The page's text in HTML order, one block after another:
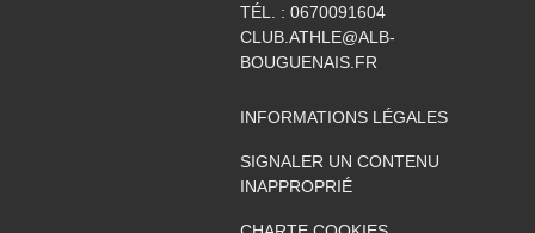
TÉL. : 0670091604
CLUB.ATHLE@ALB-
BOUGUENAIS.FR
INFORMATIONS LÉGALES
SIGNALER UN CONTENU
INAPPROPRIÉ